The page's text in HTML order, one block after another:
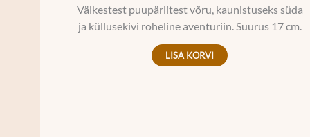
Väikestest puupärlitest võru, kaunistuseks süda
ja küllusekivi roheline aventuriin. Suurus 17 cm.
LISA KORVI